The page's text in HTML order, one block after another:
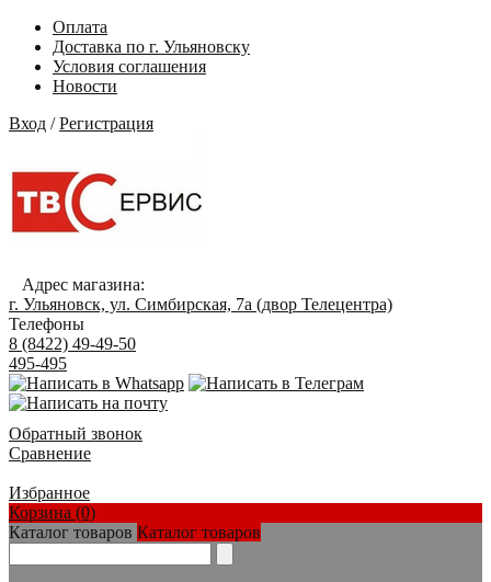
Оплата
Доставка по г. Ульяновску
Условия соглашения
Новости
Вход /Регистрация
Адрес магазина:
г. Ульяновск, ул. Симбирская, 7а (двор Телецентра)
Телефоны
8 (8422) 49-49-50
495-495
Обратный звонок
Сравнение
Избранное
Корзина (0)
Каталог товаров Каталог товаров